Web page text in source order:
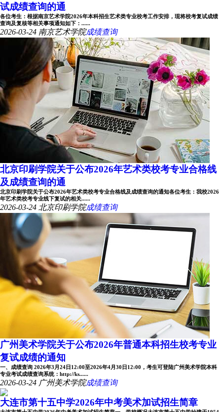
试成绩查询的通
各位考生：根据南京艺术学院2026年本科招生艺术类专业校考工作安排，现将校考复试成绩
查询及复核等相关事项通知如下：......
2026-03-24 南京艺术学院成绩查询
北京印刷学院关于公布2026年艺术类校考专业合格线
及成绩查询的通
北京印刷学院关于公布2026年艺术类校考专业合格线及成绩查询的通知各位考生：我校2026
年艺术类校考专业线下复试的相关......
2026-03-24 北京印刷学院成绩查询
广州美术学院关于公布2026年普通本科招生校考专业
复试成绩的通知
一、成绩查询 2026年3月24日12:00至2026年4月30日12:00，考生可登陆广州美术学院本科
专业考试成绩查询系统：http://ks......
2026-03-24 广州美术学院成绩查询
大连市第十五中学2026年中考美术加试招生简章